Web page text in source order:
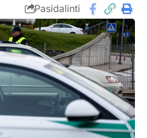
Pasidalinti